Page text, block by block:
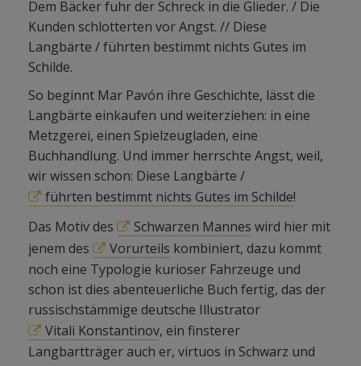
Dem Bäcker fuhr der Schreck in die Glieder. / Die
Kunden schlotterten vor Angst. // Diese
Langbärte / führten bestimmt nichts Gutes im
Schilde.
So beginnt Mar Pavón ihre Geschichte, lässt die
Langbärte einkaufen und weiterziehen: in eine
Metzgerei, einen Spielzeugladen, eine
Buchhandlung. Und immer herrschte Angst, weil,
wir wissen schon: Diese Langbärte /
führten bestimmt nichts Gutes im Schilde!
Das Motiv des
Schwarzen Mannes wird hier mit
jenem des
Vorurteils kombiniert, dazu kommt
noch eine Typologie kurioser Fahrzeuge und
schon ist dies abenteuerliche Buch fertig, das der
russischstämmige deutsche Illustrator
Vitali Konstantinov, ein finsterer
Langbartträger auch er, virtuos in Schwarz und